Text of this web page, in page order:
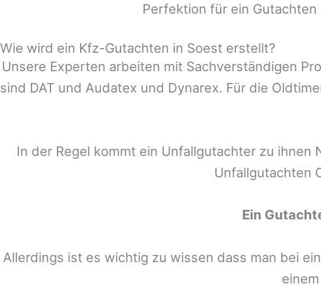
Perfektion für ein
Wie wird ein Kfz-Gutachten in Soest erstellt?
Unsere Experten arbeiten mit Sachverständigen
sind DAT und Audatex und Dynarex. Für die
In der Regel kommt ein Unfallgutachter zu
Unfallgutachten
Ein
Allerdings ist es wichtig zu wissen dass man bei